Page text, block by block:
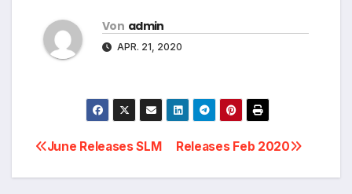
Von admin
APR. 21, 2020
Beitragsnavigation
Releases Feb 2020
June Releases SLM